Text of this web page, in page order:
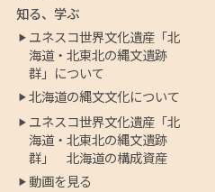
知る、学ぶ
ユネスコ世界文化遺産「北
海道・北東北の縄文遺跡
群」について
北海道の縄文文化について
ユネスコ世界文化遺産「北
海道・北東北の縄文遺跡
群」 北海道の構成資産
動画を見る